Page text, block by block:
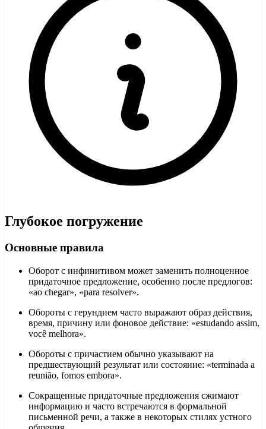
Глубокое погружение
Основные правила
Оборот с инфинитивом может заменить полноценное
придаточное предложение, особенно после предлогов:
«ao chegar», «para resolver».
Обороты с герундием часто выражают образ действия,
время, причину или фоновое действие: «estudando assim,
você melhora».
Обороты с причастием обычно указывают на
предшествующий результат или состояние: «terminada a
reunião, fomos embora».
Сокращенные придаточные предложения сжимают
информацию и часто встречаются в формальной
письменной речи, а также в некоторых стилях устного